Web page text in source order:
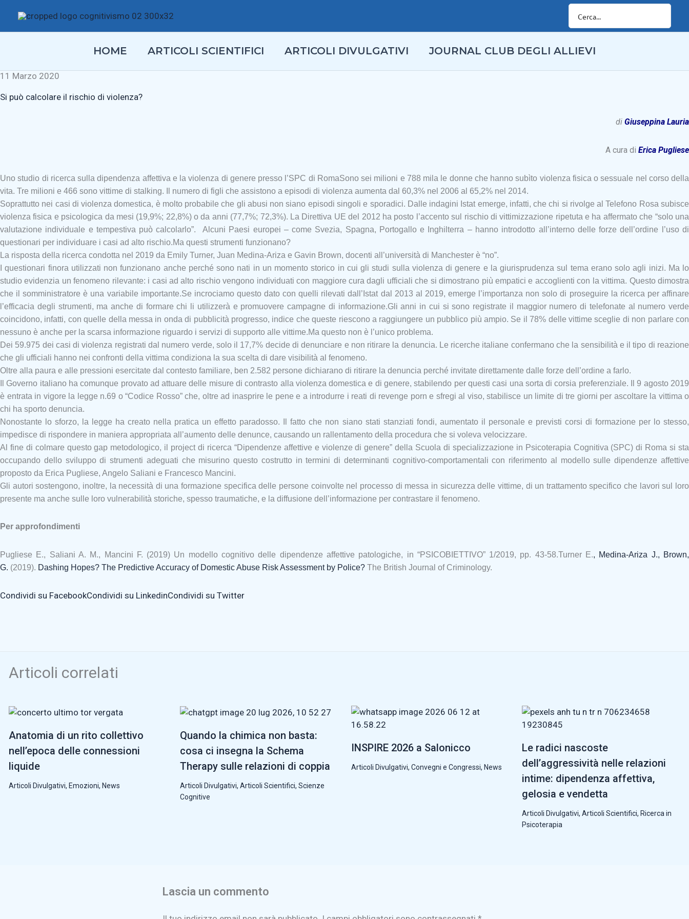
contenuto
HOME ARTICOLI SCIENTIFICI ARTICOLI DIVULGATIVI JOURNAL CLUB DEGLI ALLIEVI
11 Marzo 2020
Si può calcolare il rischio di violenza?
di Giuseppina Lauria
A cura di Erica Pugliese
Uno studio di ricerca sulla dipendenza affettiva e la violenza di genere presso l’SPC di RomaSono sei milioni e 788 mila le donne che hanno subìto violenza fisica o sessuale nel corso della
vita. Tre milioni e 466 sono vittime di stalking. Il numero di figli che assistono a episodi di violenza aumenta dal 60,3% nel 2006 al 65,2% nel 2014.
Soprattutto nei casi di violenza domestica, è molto probabile che gli abusi non siano episodi singoli e sporadici. Dalle indagini Istat emerge, infatti, che chi si rivolge al Telefono Rosa subisce
violenza fisica e psicologica da mesi (19,9%; 22,8%) o da anni (77,7%; 72,3%). La Direttiva UE del 2012 ha posto l’accento sul rischio di vittimizzazione ripetuta e ha affermato che “solo una
valutazione individuale e tempestiva può calcolarlo”. Alcuni Paesi europei – come Svezia, Spagna, Portogallo e Inghilterra – hanno introdotto all’interno delle forze dell’ordine l’uso di
questionari per individuare i casi ad alto rischio.Ma questi strumenti funzionano?
La risposta della ricerca condotta nel 2019 da Emily Turner, Juan Medina-Ariza e Gavin Brown, docenti all’università di Manchester è “no”.
I questionari finora utilizzati non funzionano anche perché sono nati in un momento storico in cui gli studi sulla violenza di genere e la giurisprudenza sul tema erano solo agli inizi. Ma lo
studio evidenzia un fenomeno rilevante: i casi ad alto rischio vengono individuati con maggiore cura dagli ufficiali che si dimostrano più empatici e accoglienti con la vittima. Questo dimostra
che il somministratore è una variabile importante.Se incrociamo questo dato con quelli rilevati dall’Istat dal 2013 al 2019, emerge l’importanza non solo di proseguire la ricerca per affinare
l’efficacia degli strumenti, ma anche di formare chi li utilizzerà e promuovere campagne di informazione.Gli anni in cui si sono registrate il maggior numero di telefonate al numero verde
coincidono, infatti, con quelle della messa in onda di pubblicità progresso, indice che queste riescono a raggiungere un pubblico più ampio. Se il 78% delle vittime sceglie di non parlare con
nessuno è anche per la scarsa informazione riguardo i servizi di supporto alle vittime.Ma questo non è l’unico problema.
Dei 59.975 dei casi di violenza registrati dal numero verde, solo il 17,7% decide di denunciare e non ritirare la denuncia. Le ricerche italiane confermano che la sensibilità e il tipo di reazione
che gli ufficiali hanno nei confronti della vittima condiziona la sua scelta di dare visibilità al fenomeno.
Oltre alla paura e alle pressioni esercitate dal contesto familiare, ben 2.582 persone dichiarano di ritirare la denuncia perché invitate direttamente dalle forze dell’ordine a farlo.
Il Governo italiano ha comunque provato ad attuare delle misure di contrasto alla violenza domestica e di genere, stabilendo per questi casi una sorta di corsia preferenziale. Il 9 agosto 2019
è entrata in vigore la legge n.69 o “Codice Rosso” che, oltre ad inasprire le pene e a introdurre i reati di revenge porn e sfregi al viso, stabilisce un limite di tre giorni per ascoltare la vittima o
chi ha sporto denuncia.
Nonostante lo sforzo, la legge ha creato nella pratica un effetto paradosso. Il fatto che non siano stati stanziati fondi, aumentato il personale e previsti corsi di formazione per lo stesso,
impedisce di rispondere in maniera appropriata all’aumento delle denunce, causando un rallentamento della procedura che si voleva velocizzare.
Al fine di colmare questo gap metodologico, il project di ricerca “Dipendenze affettive e violenze di genere” della Scuola di specializzazione in Psicoterapia Cognitiva (SPC) di Roma si sta
occupando dello sviluppo di strumenti adeguati che misurino questo costrutto in termini di determinanti cognitivo-comportamentali con riferimento al modello sulle dipendenze affettive
proposto da Erica Pugliese, Angelo Saliani e Francesco Mancini.
Gli autori sostengono, inoltre, la necessità di una formazione specifica delle persone coinvolte nel processo di messa in sicurezza delle vittime, di un trattamento specifico che lavori sul loro
presente ma anche sulle loro vulnerabilità storiche, spesso traumatiche, e la diffusione dell’informazione per contrastare il fenomeno.
Per approfondimenti
Pugliese E., Saliani A. M., Mancini F. (2019) Un modello cognitivo delle dipendenze affettive patologiche, in “PSICOBIETTIVO” 1/2019, pp. 43-58.Turner E., Medina-Ariza J., Brown,
G. (2019). Dashing Hopes? The Predictive Accuracy of Domestic Abuse Risk Assessment by Police? The British Journal of Criminology.
Condividi su FacebookCondividi su LinkedinCondividi su Twitter
Articoli correlati
Anatomia di un rito collettivo
nell’epoca delle connessioni
liquide
Articoli Divulgativi, Emozioni, News
Quando la chimica non basta:
cosa ci insegna la Schema
Therapy sulle relazioni di coppia
Articoli Divulgativi, Articoli Scientifici, Scienze
Cognitive
INSPIRE 2026 a Salonicco
Articoli Divulgativi, Convegni e Congressi, News
Le radici nascoste
dell’aggressività nelle relazioni
intime: dipendenza affettiva,
gelosia e vendetta
Articoli Divulgativi,Articoli Scientifici,Ricerca in
Psicoterapia
Lascia un commento